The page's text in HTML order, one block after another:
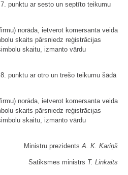
punktu ar sesto un septīto teikumu
norāda, ietverot komersanta veida
skaits pārsniedz reģistrācijas
skaitu, izmanto vārdu
punktu ar otro un trešo teikumu šādā
norāda, ietverot komersanta veida
skaits pārsniedz reģistrācijas
skaitu, izmanto vārdu
Ministru prezidentsA. K. Kariņš
Satiksmes ministrs T. Linkaits